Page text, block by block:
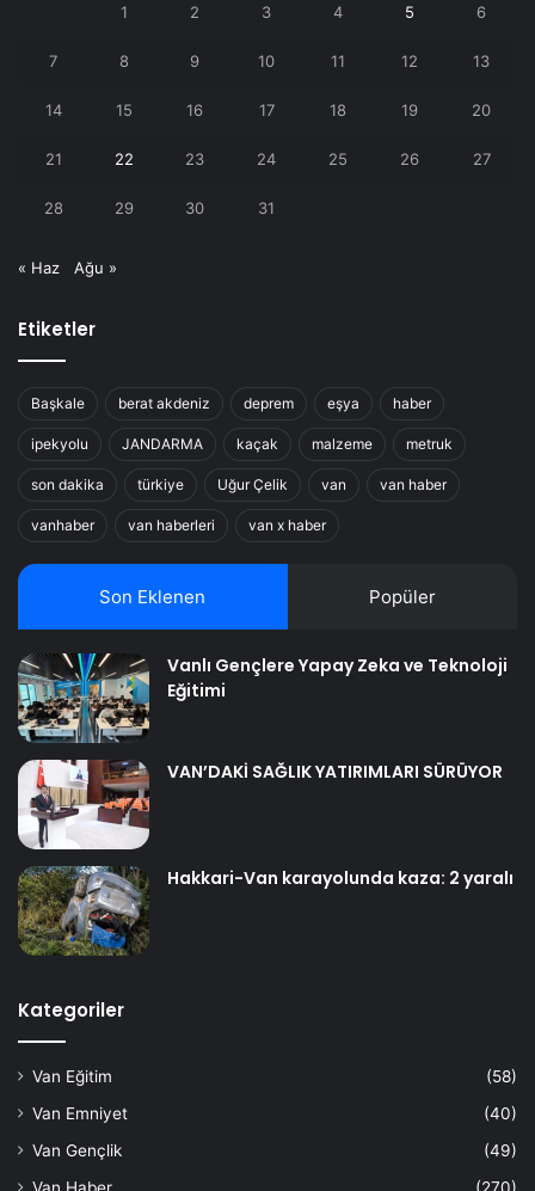
1 2 3 4 5 6
7 8 9 10 11 12 13
14 15 16 17 18 19 20
21 22 23 24 25 26 27
28 29 30 31
« Haz Ağu »
Etiketler
Başkale berat akdeniz deprem eşya haber
ipekyolu JANDARMA kaçak malzeme metruk
son dakika türkiye Uğur Çelik van van haber
vanhaber van haberleri van x haber
Son Eklenen Popüler
Vanlı Gençlere Yapay Zeka ve Teknoloji
Eğitimi
VAN’DAKİ SAĞLIK YATIRIMLARI SÜRÜYOR
Hakkari-Van karayolunda kaza: 2 yaralı
Kategoriler
Van Eğitim
(58)
Van Emniyet
(40)
Van Gençlik
(49)